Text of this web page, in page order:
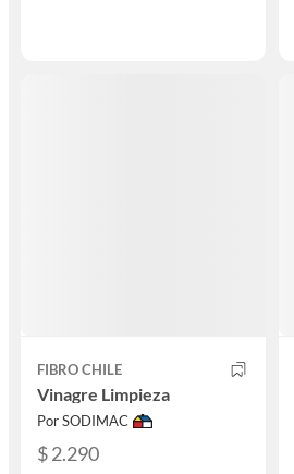
FIBRO CHILE
Vinagre Limpieza
Por SODIMAC
$ 2.290